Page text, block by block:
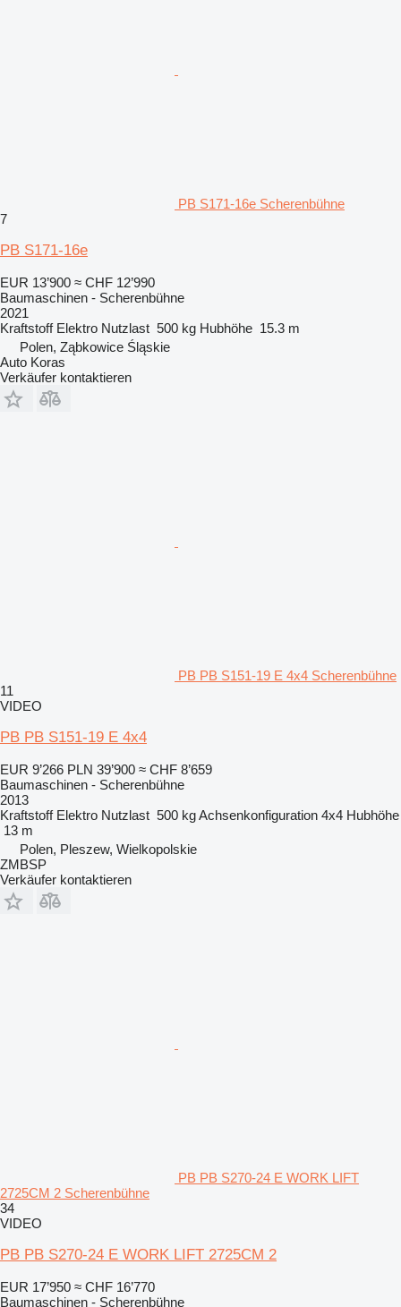
PB S171-16e Scherenbühne
7
PB S171-16e
EUR 13’900 ≈ CHF 12’990
Baumaschinen - Scherenbühne
2021
Kraftstoff Elektro Nutzlast 500 kg Hubhöhe 15.3 m
Polen, Ząbkowice Śląskie
Auto Koras
Verkäufer kontaktieren
PB PB S151-19 E 4x4 Scherenbühne
11
VIDEO
PB PB S151-19 E 4x4
EUR 9’266 PLN 39’900 ≈ CHF 8’659
Baumaschinen - Scherenbühne
2013
Kraftstoff Elektro Nutzlast 500 kgAchsenkonfiguration 4x4 Hubhöhe
13 m
Polen, Pleszew, Wielkopolskie
ZMBSP
Verkäufer kontaktieren
PB PB S270-24 E WORK LIFT
2725CM 2 Scherenbühne
34
VIDEO
PB PB S270-24 E WORK LIFT 2725CM 2
EUR 17’950 ≈ CHF 16’770
Baumaschinen - Scherenbühne